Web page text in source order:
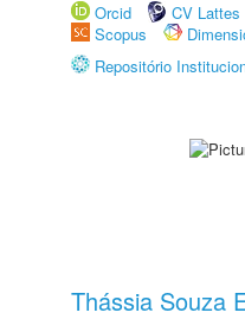
Orcid
CV Lattes
Scopus
Repositório
Thássia Souza